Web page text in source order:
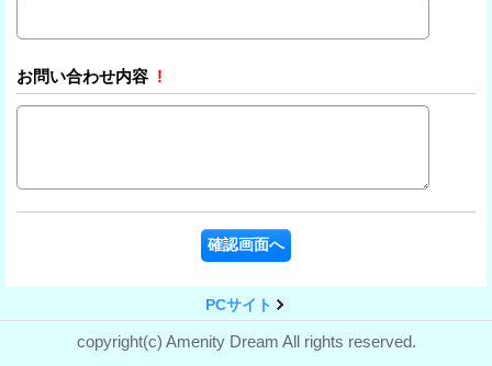
お問い合わせ内容 !
PCサイト
copyright(c) Amenity Dream All rights reserved.